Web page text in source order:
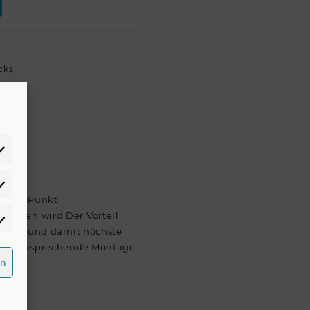
ein 3Punkt
wird.Der Vorteil
und damit höchste
ansprechende Montage